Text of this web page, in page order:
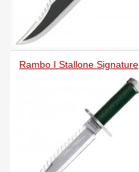
Rambo I Stallone Signature